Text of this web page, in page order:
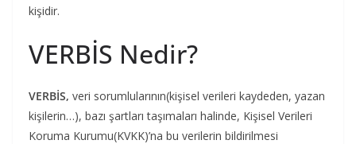
kişidir.
VERBİS Nedir?
VERBİS, veri sorumlularının(kişisel verileri kaydeden, yazan
kişilerin…), bazı şartları taşımaları halinde, Kişisel Verileri
Koruma Kurumu(KVKK)’na bu verilerin bildirilmesi